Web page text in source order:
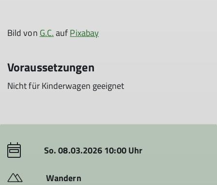
Bild von G.C.aufPixabay
Voraussetzungen
Nicht für Kinderwagen geeignet
So. 08.03.2026 10:00 Uhr
Wandern